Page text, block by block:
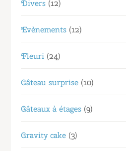
Divers (12)
Evènements (12)
Fleuri (24)
Gâteau surprise (10)
Gâteaux à étages (9)
Gravity cake (3)